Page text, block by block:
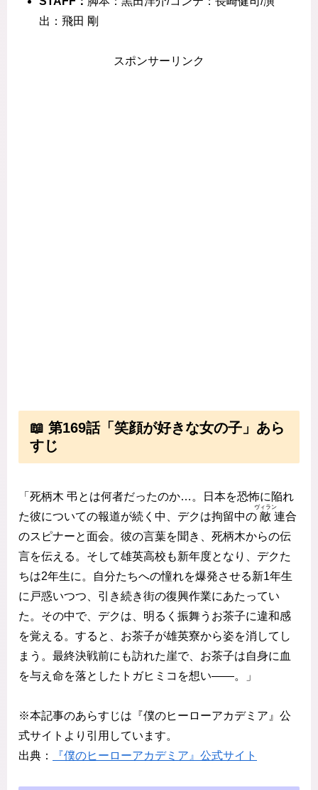
出：飛田 剛
スポンサーリンク
📖 第169話「笑顔が好きな女の子」あら
すじ
「死柄木 弔とは何者だったのか…。日本を恐怖に陥れ
た彼についての報道が続く中、デクは拘留中の 敵
ヴィラン
連合
のスピナーと面会。彼の言葉を聞き、死柄木からの伝
言を伝える。そして雄英高校も新年度となり、デクた
ちは2年生に。自分たちへの憧れを爆発させる新1年生
に戸惑いつつ、引き続き街の復興作業にあたってい
た。その中で、デクは、明るく振舞うお茶子に違和感
を覚える。すると、お茶子が雄英寮から姿を消してし
まう。最終決戦前にも訪れた崖で、お茶子は自身に血
を与え命を落としたトガヒミコを想い――。」
※本記事のあらすじは『僕のヒーローアカデミア』公
式サイトより引用しています。
出典：
『僕のヒーローアカデミア』公式サイト